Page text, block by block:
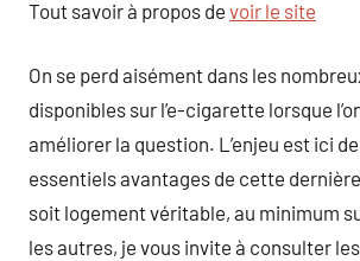
Tout savoir à propos de voir le site
On se perd aisément dans les
disponibles sur l’e-cigarette lorsque
améliorer la question. L’enjeu est ici
essentiels avantages de cette
soit logement véritable, au minimum
les autres, je vous invite à consulter